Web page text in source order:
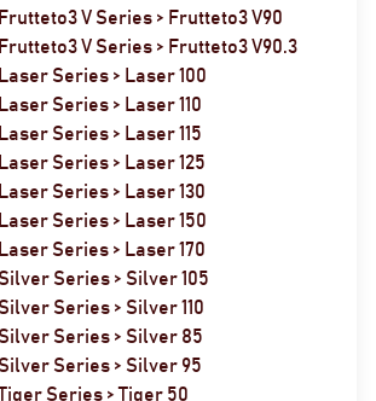
V Series > Frutteto3 V90
V Series > Frutteto3 V90.3
Series > Laser 100
Series > Laser 110
Series > Laser 115
Series > Laser 125
Series > Laser 130
Series > Laser 150
Series > Laser 170
Series > Silver 105
Series > Silver 110
Series > Silver 85
Series > Silver 95
Series > Tiger 50